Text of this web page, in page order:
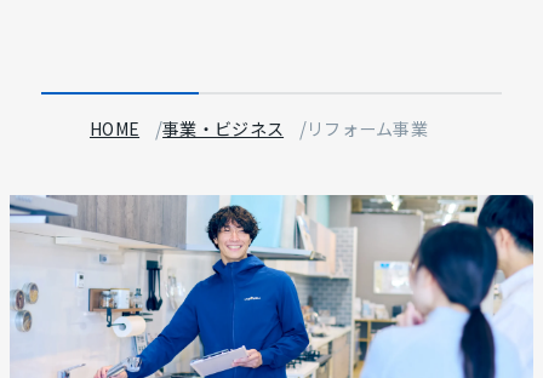
P
HOME 事業・ビジネス リフォーム事業